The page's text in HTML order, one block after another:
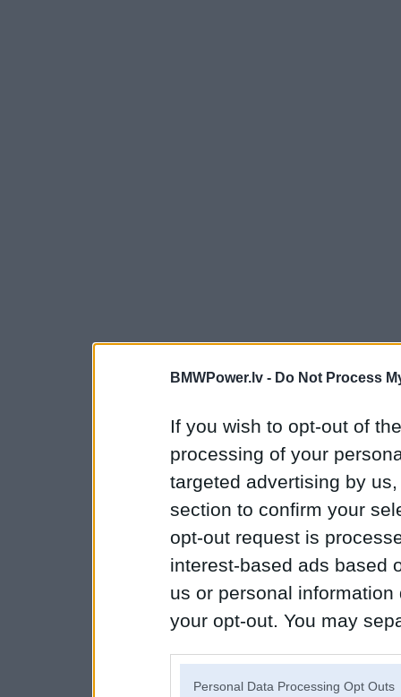
BMWPower.lv - Do Not Process
If you wish to opt-out of
processing of your
targeted advertising by
section to confirm your
opt-out request is
interest-based ads based
us or personal
your opt-out. You may
Personal Data Processing Opt Outs